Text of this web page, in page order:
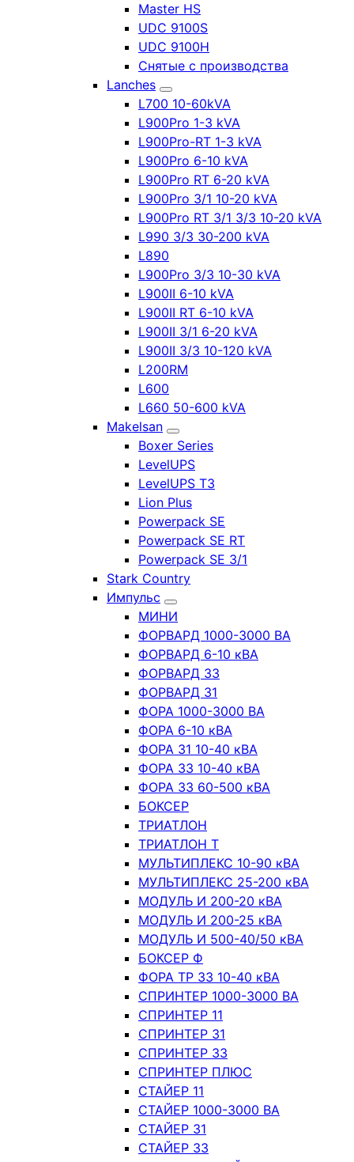
Master HS
UDC 9100S
UDC 9100H
Снятые с производства
Lanches
L700 10-60kVA
L900Pro 1-3 kVA
L900Pro-RT 1-3 kVA
L900Pro 6-10 kVA
L900Pro RT 6-20 kVA
L900Pro 3/1 10-20 kVA
L900Pro RT 3/1 3/3 10-20 kVA
L990 3/3 30-200 kVA
L890
L900Pro 3/3 10-30 kVA
L900II 6-10 kVA
L900II RT 6-10 kVA
L900II 3/1 6-20 kVA
L900II 3/3 10-120 kVA
L200RM
L600
L660 50-600 kVA
Makelsan
Boxer Series
LevelUPS
LevelUPS T3
Lion Plus
Powerpack SE
Powerpack SE RT
Powerpack SE 3/1
Stark Country
Импульс
МИНИ
ФОРВАРД 1000-3000 ВА
ФОРВАРД 6-10 кВА
ФОРВАРД 33
ФОРВАРД 31
ФОРА 1000-3000 ВА
ФОРА 6-10 кВА
ФОРА 31 10-40 кВА
ФОРА 33 10-40 кВА
ФОРА 33 60-500 кВА
БОКСЕР
ТРИАТЛОН
ТРИАТЛОН Т
МУЛЬТИПЛЕКС 10-90 кВА
МУЛЬТИПЛЕКС 25-200 кВА
МОДУЛЬ И 200-20 кВА
МОДУЛЬ И 200-25 кВА
МОДУЛЬ И 500-40/50 кВА
БОКСЕР Ф
ФОРА ТР 33 10-40 кВА
СПРИНТЕР 1000-3000 ВА
СПРИНТЕР 11
СПРИНТЕР 31
СПРИНТЕР 33
СПРИНТЕР ПЛЮС
СТАЙЕР 11
СТАЙЕР 1000-3000 ВА
СТАЙЕР 31
СТАЙЕР 33